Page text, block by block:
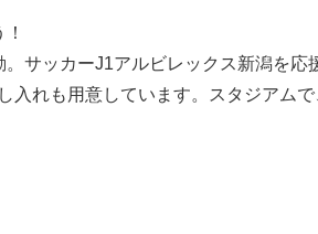
サッカーJ1アルビレックス新潟を応
入れも用意しています。スタジアム